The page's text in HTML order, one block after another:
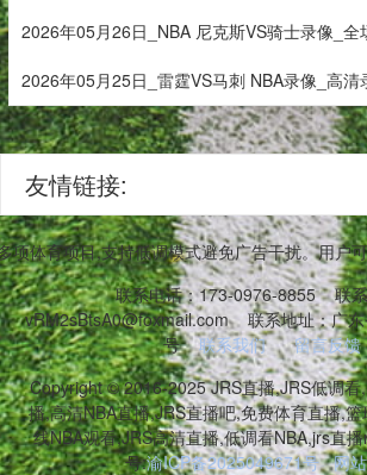
2026年05月26日_NBA 尼克斯VS骑士录像_全
2026年05月25日_雷霆VS马刺 NBA录像_高清
友情链接:
体育项目,支持低调模式避免广告干扰。
联系电话：173-0976-8855
联
vRM2sBtsA0@foxmail.com
联系地址：广
号
联系我们
留言反馈
Copyright © 2016-2025 JRS直播,JRS低调看
播,高清NBA直播,JRS直播吧,免费体育直播,
线NBA观看,JRS高清直播,低调看NBA,jrs直
号:渝ICP备2025049671号 网